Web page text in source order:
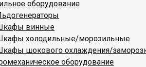
оборудование
винные
холодильные/морозильные
шокового охлаждения/
оборудование